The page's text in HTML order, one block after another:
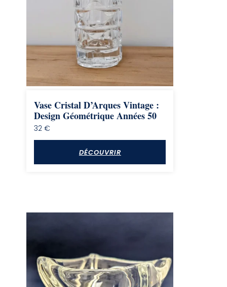
Vase Cristal D’Arques Vintage :
Design Géométrique Années 50
32€
DÉCOUVRIR